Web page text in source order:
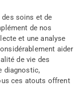
soins et de
de nos
et une analyse
aider
de vie des
diagnostic,
ces atouts offrent